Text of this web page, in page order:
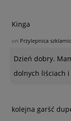
Kinga
on Przylepnica
Dzień dobry.
dolnych liściach
kolejna garść